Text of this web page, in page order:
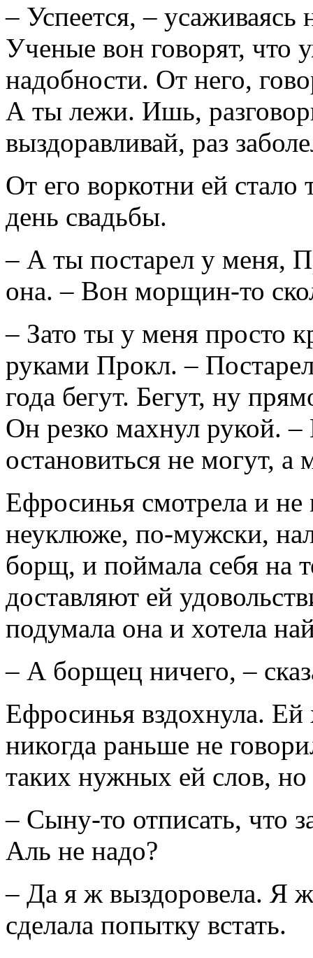
– Успеется, – усаживаясь
Ученые вон говорят, что
надобности. От него,
А ты лежи. Ишь,
выздоравливай, раз
От его воркотни ей
день свадьбы.
– А ты постарел у меня,
она. – Вон морщин-то
– Зато ты у меня просто
руками Прокл. –
года бегут. Бегут, ну
Он резко махнул рукой. –
остановиться не могут,
Ефросинья смотрела и не
неуклюже, по-мужски,
борщ, и поймала себя на
доставляют ей
подумала она и хотела
– А борщец ничего, –
Ефросинья вздохнула. Ей
никогда раньше не
таких нужных ей слов, но
– Сыну-то отписать, что
Аль не надо?
– Да я ж выздоровела. Я
сделала попытку встать.